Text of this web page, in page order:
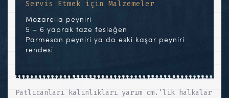
Servis Etmek için Malzemeler
Mozarella peyniri
5 – 6 yaprak taze fesleğen
Parmesan peyniri ya da eski kaşar peyniri
rendesi
Patlıcanları kalınlıkları yarım cm.’lik halkalar